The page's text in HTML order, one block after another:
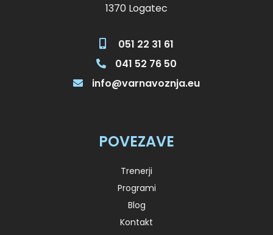
1370 Logatec
051 22 31 61
041 52 76 50
info@varnavoznja.eu
POVEZAVE
Trenerji
Programi
Blog
Kontakt